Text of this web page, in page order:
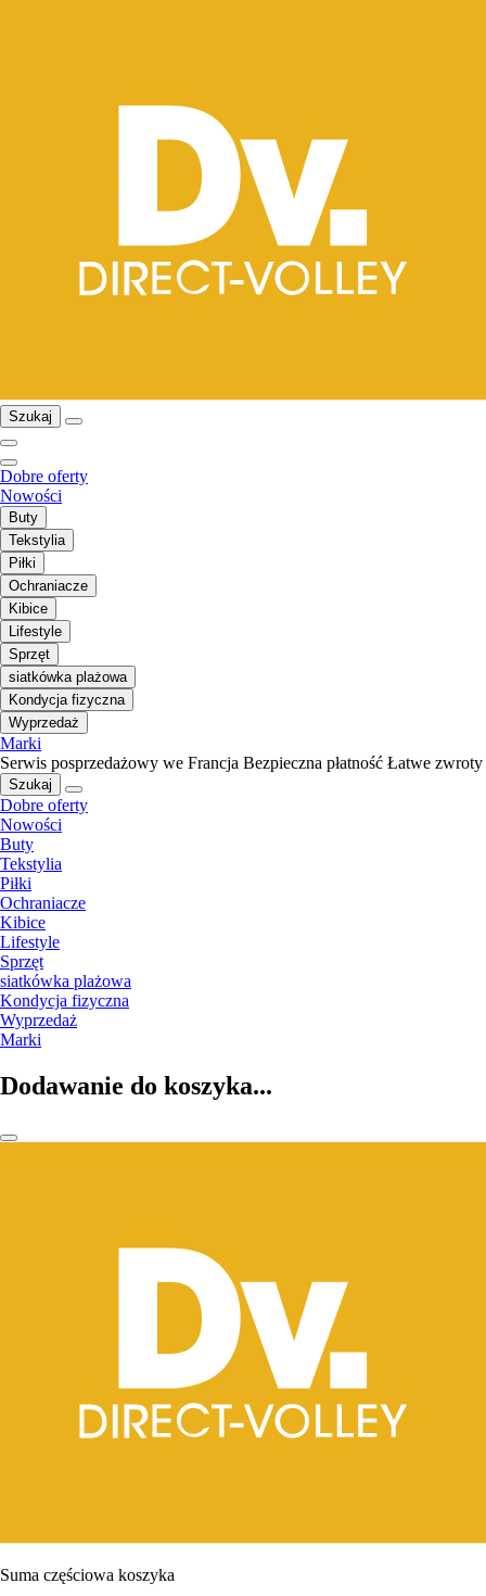
Szukaj
Dobre oferty
Nowości
Buty
Tekstylia
Piłki
Ochraniacze
Kibice
Lifestyle
Sprzęt
siatkówka plażowa
Kondycja fizyczna
Wyprzedaż
Marki
Serwis posprzedażowy we Francja Bezpieczna płatność Łatwe zwroty
Szukaj
Dobre oferty
Nowości
Buty
Tekstylia
Piłki
Ochraniacze
Kibice
Lifestyle
Sprzęt
siatkówka plażowa
Kondycja fizyczna
Wyprzedaż
Marki
Dodawanie do koszyka...
Suma częściowa koszyka